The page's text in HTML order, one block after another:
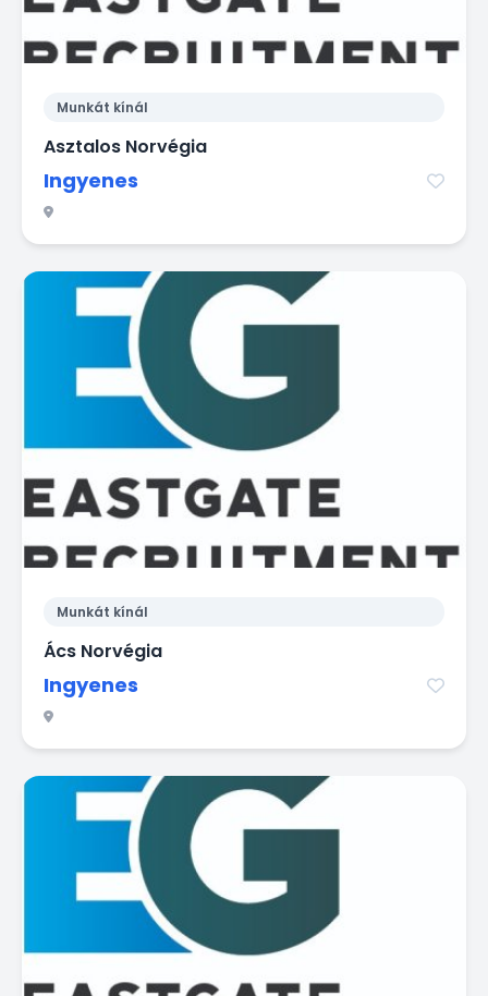
Munkát kínál
Asztalos Norvégia
Ingyenes
Munkát kínál
Ács Norvégia
Ingyenes